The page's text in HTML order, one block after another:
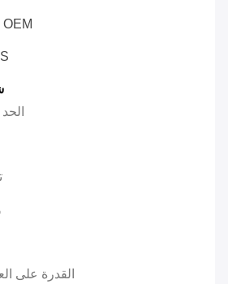
OEM
القدرة على